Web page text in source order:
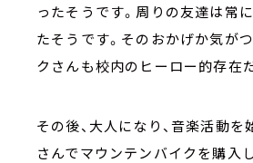
ったそうです。周りの友達は常
たそうです。そのおかげか気が
クさんも校内のヒーロー的存在
その後、大人になり、音楽活動
さんでマウンテンバイクを購入